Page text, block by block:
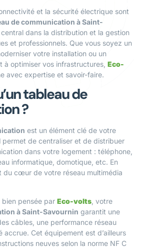
et la sécurité électrique sont
de communication à Saint-
central dans la distribution et la gestion
et professionnels. Que vous soyez un
votre installation ou un
à optimiser vos infrastructures, Eco-
avec expertise et savoir-faire.
tableau de
?
est un élément clé de votre
permet de centraliser et de distribuer
dans votre logement : téléphone,
informatique, domotique, etc. En
du cœur de votre réseau multimédia
bien pensée par Eco-volts , votre
à Saint-Savournin garantit une
câbles, une performance réseau
accrue. Cet équipement est d’ailleurs
neuves selon la norme NF C